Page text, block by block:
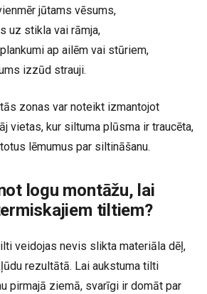
jūtams vēsums,
uz stikla vai rāmja,
ap ailēm vai stūriem,
izzūd strauji.
zonas var noteikt izmantojot
vietas, kur siltuma plūsma ir traucēta,
lēmumus par siltināšanu.
logu montāžu, lai
tiltiem?
veidojas nevis slikta materiāla dēļ,
rezultātā. Lai aukstuma tilti
pirmajā ziemā, svarīgi ir domāt par